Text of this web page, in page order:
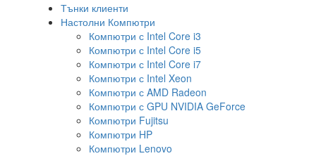
Тънки клиенти
Настолни Компютри
Компютри с Intel Core i3
Компютри с Intel Core i5
Компютри с Intel Core i7
Компютри с Intel Xeon
Компютри с AMD Radeon
Компютри с GPU NVIDIA GeForce
Компютри Fujitsu
Компютри HP
Компютри Lenovo